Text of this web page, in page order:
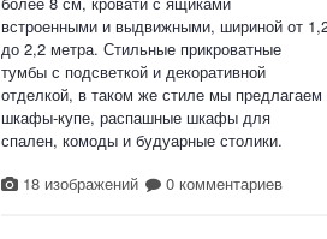
встроенными и выдвижными, шириной от
до 2,2 метра. Стильные прикроватные
тумбы с подсветкой и декоративной
отделкой, в таком же стиле мы предлагаем
шкафы-купе, распашные шкафы для
спален, комоды и будуарные столики.
18 изображений
0 комментариев